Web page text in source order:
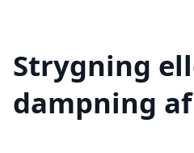
Strygning
dampning